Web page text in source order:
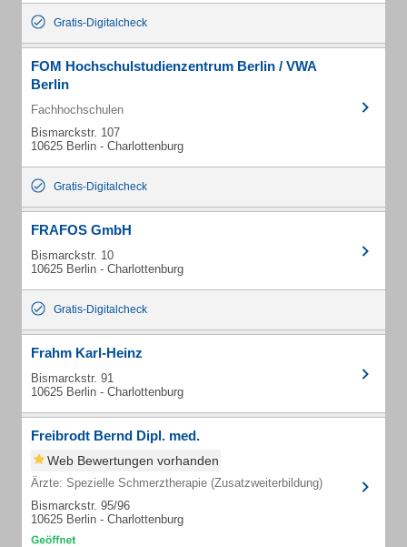
Gratis-Digitalcheck
FOM Hochschulstudienzentrum Berlin / VWA
Berlin
Fachhochschulen
Bismarckstr. 107
10625 Berlin - Charlottenburg
Gratis-Digitalcheck
FRAFOS GmbH
Bismarckstr. 10
10625 Berlin - Charlottenburg
Gratis-Digitalcheck
Frahm Karl-Heinz
Bismarckstr. 91
10625 Berlin - Charlottenburg
Freibrodt Bernd Dipl. med.
Web Bewertungen vorhanden
Ärzte: Spezielle Schmerztherapie (Zusatzweiterbildung)
Bismarckstr. 95/96
10625 Berlin - Charlottenburg